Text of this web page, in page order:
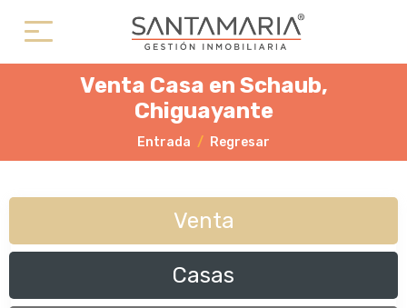
Venta Casa en Schaub,
Chiguayante
Entrada Regresar
Venta
Casas